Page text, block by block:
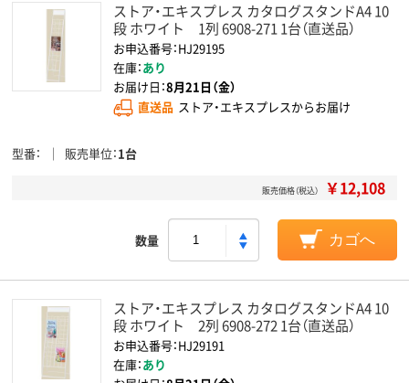
ストア・エキスプレス カタログスタンドA4 10
段 ホワイト 1列 6908-271 1台（直送品）
お申込番号：HJ29195
在庫：あり
お届け日：8月21日（金）
直送品 ストア・エキスプレスからお届け
型番 販売単位 1台
販売価格（税込） ￥12,108
数量 カゴへ
ストア・エキスプレス カタログスタンドA4 10
段 ホワイト 2列 6908-272 1台（直送品）
お申込番号：HJ29191
在庫：あり